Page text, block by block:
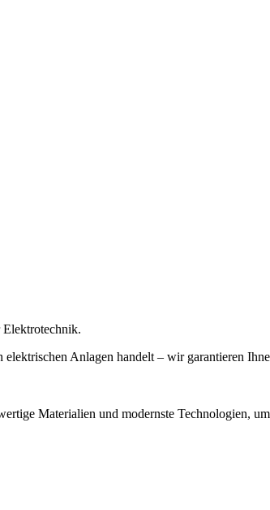
Elektrotechnik.
Anlagen handelt – wir garantieren
Materialien und modernste Technologien,